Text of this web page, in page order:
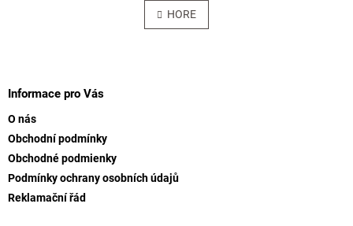
l
á
y
n
k
HORE
Informace pro Vás
O nás
Obchodní podmínky
Obchodné podmienky
Podmínky ochrany osobních údajů
Reklamační řád